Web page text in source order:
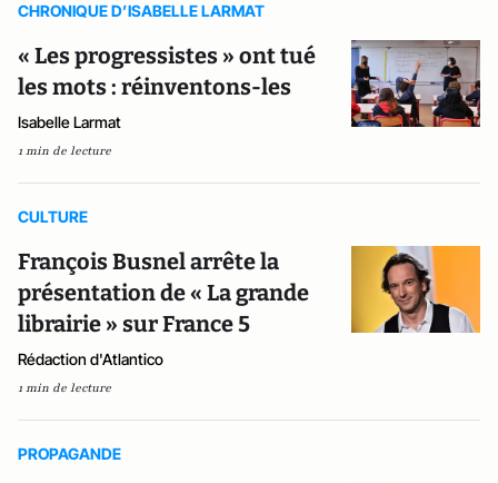
CHRONIQUE D’ISABELLE LARMAT
« Les progressistes » ont tué
les mots : réinventons-les
Isabelle Larmat
1 min de lecture
CULTURE
François Busnel arrête la
présentation de « La grande
librairie » sur France 5
Rédaction d'Atlantico
1 min de lecture
PROPAGANDE